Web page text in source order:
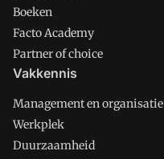
Boeken
Facto Academy
Partner of choice
Vakkennis
Management en organisatie
Werkplek
Duurzaamheid